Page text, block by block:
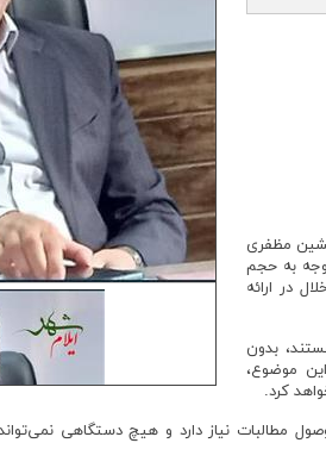
مظفری
به حجم
در ارائه
بدون
موضوع،
کرد.
مطالبات نیاز دارد و هیچ دستگاهی